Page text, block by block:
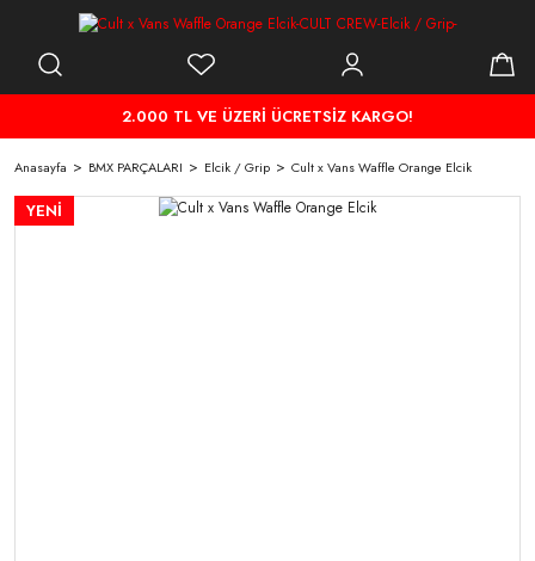
2.000 TL VE ÜZERİ ÜCRETSİZ KARGO!
Anasayfa BMX PARÇALARI Elcik / Grip Cult x Vans Waffle Orange Elcik
YENİ